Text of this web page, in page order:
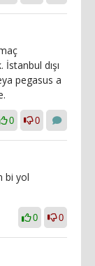
dışı
pegasus a
0 0
bi yol
0 0